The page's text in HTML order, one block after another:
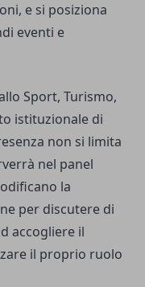
e si posiziona
eventi e
Sport, Turismo,
istituzionale di
non si limita
nel panel
la
per discutere di
accogliere il
il proprio ruolo